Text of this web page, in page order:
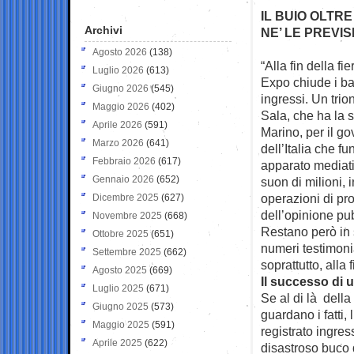
IL BUIO
NE’ LE
“Alla fin della
Expo chiude i
ingressi. Un
Sala, che ha la
Marino, per il
dell’Italia che
apparato
suon di milioni,
operazioni di
dell’opinione
Restano però
numeri
soprattutto, alla
Il successo di
Se al di là della
guardano i fatti,
registrato
disastroso buco
Archivi
Agosto 2026 (138)
Luglio 2026 (613)
Giugno 2026 (545)
Maggio 2026 (402)
Aprile 2026 (591)
Marzo 2026 (641)
Febbraio 2026 (617)
Gennaio 2026 (652)
Dicembre 2025 (627)
Novembre 2025 (668)
Ottobre 2025 (651)
Settembre 2025 (662)
Agosto 2025 (669)
Luglio 2025 (671)
Giugno 2025 (573)
Maggio 2025 (591)
Aprile 2025 (622)